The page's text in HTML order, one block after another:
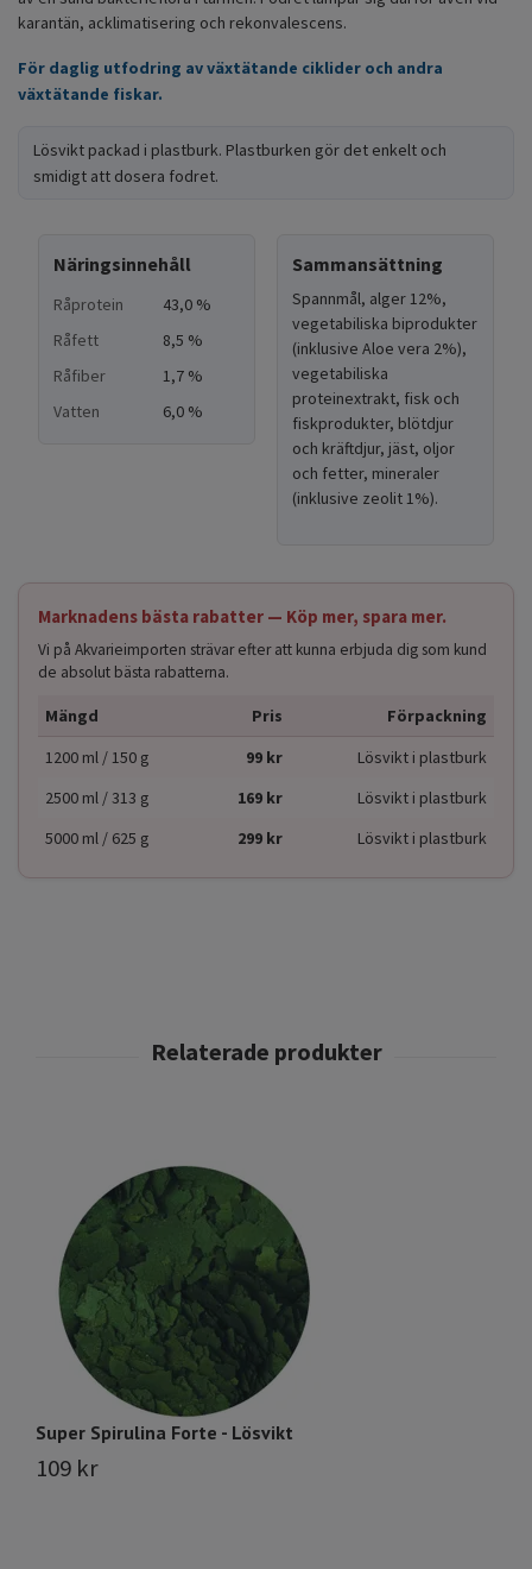
karantän, acklimatisering och rekonvalescens.
För daglig utfodring av växtätande ciklider och andra
växtätande fiskar.
Lösvikt packad i plastburk. Plastburken gör det enkelt och
smidigt att dosera fodret.
Näringsinnehåll
Råprotein
43,0 %
Råfett
8,5 %
Råfiber
1,7 %
Vatten
6,0 %
Sammansättning
Spannmål, alger 12%,
vegetabiliska biprodukter
(inklusive Aloe vera 2%),
vegetabiliska
proteinextrakt, fisk och
fiskprodukter, blötdjur
och kräftdjur, jäst, oljor
och fetter, mineraler
(inklusive zeolit 1%).
Marknadens bästa rabatter — Köp mer, spara mer.
Vi på Akvarieimporten strävar efter att kunna erbjuda dig som kund
de absolut bästa rabatterna.
Mängd Pris
Förpackning
1200 ml / 150 g
99 kr
Lösvikt i plastburk
2500 ml / 313 g
169 kr
Lösvikt i plastburk
5000 ml / 625 g
299 kr Lösvikt i plastburk
Super Spirulina Forte - Lösvikt
109 kr